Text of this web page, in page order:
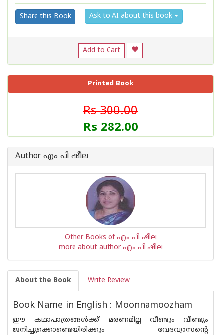
Share this Book Ask to AI about this book
Add to Cart
Printed Book
Rs 300.00
Rs 282.00
Author എം പി ഷീല
Other Books of എം പി ഷീല
more about author എം പി ഷീല
About the Book Write Review
Book Name in English : Moonnamoozham
ഈ കഥാപാത്രങ്ങള്‍ക്ക് മരണമില്ല വീണ്ടും വീണ്ടും
ജനിച്ചുക്കൊണ്ടെയിരിക്കും വേദവ്യാസന്റെ